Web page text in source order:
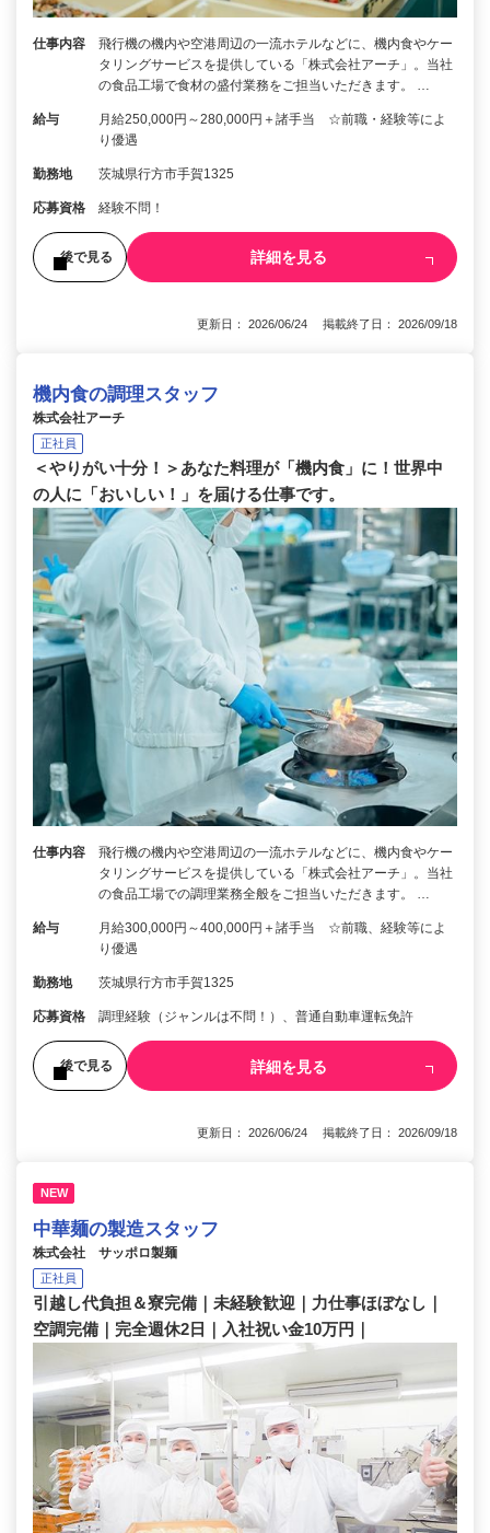
仕事内容
飛行機の機内や空港周辺の一流ホテルなどに、機内食やケー
タリングサービスを提供している「株式会社アーチ」。当社
の食品工場で食材の盛付業務をご担当いただきます。 …
給与
月給250,000円～280,000円＋諸手当 ☆前職・経験等によ
り優遇
勤務地 茨城県行方市手賀1325
応募資格 経験不問！
後で見る 詳細を見る
更新日： 2026/06/24 掲載終了日： 2026/09/18
機内食の調理スタッフ
株式会社アーチ
正社員
＜やりがい十分！＞あなた料理が「機内食」に！世界中
の人に「おいしい！」を届ける仕事です。
仕事内容
飛行機の機内や空港周辺の一流ホテルなどに、機内食やケー
タリングサービスを提供している「株式会社アーチ」。当社
の食品工場での調理業務全般をご担当いただきます。 …
給与
月給300,000円～400,000円＋諸手当 ☆前職、経験等によ
り優遇
勤務地 茨城県行方市手賀1325
応募資格 調理経験（ジャンルは不問！）、普通自動車運転免許
後で見る 詳細を見る
更新日： 2026/06/24 掲載終了日： 2026/09/18
NEW
中華麺の製造スタッフ
株式会社 サッポロ製麺
正社員
引越し代負担＆寮完備｜未経験歓迎｜力仕事ほぼなし｜
空調完備｜完全週休2日｜入社祝い金10万円｜